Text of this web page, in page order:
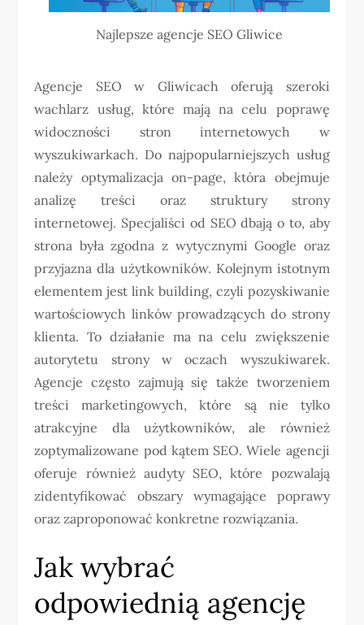
Najlepsze agencje SEO Gliwice
Agencje SEO w Gliwicach oferują szeroki
wachlarz usług, które mają na celu poprawę
widoczności stron internetowych w
wyszukiwarkach. Do najpopularniejszych usług
należy optymalizacja on-page, która obejmuje
analizę treści oraz struktury strony
internetowej. Specjaliści od SEO dbają o to, aby
strona była zgodna z wytycznymi Google oraz
przyjazna dla użytkowników. Kolejnym istotnym
elementem jest link building, czyli pozyskiwanie
wartościowych linków prowadzących do strony
klienta. To działanie ma na celu zwiększenie
autorytetu strony w oczach wyszukiwarek.
Agencje często zajmują się także tworzeniem
treści marketingowych, które są nie tylko
atrakcyjne dla użytkowników, ale również
zoptymalizowane pod kątem SEO. Wiele agencji
oferuje również audyty SEO, które pozwalają
zidentyfikować obszary wymagające poprawy
oraz zaproponować konkretne rozwiązania.
Jak wybrać
odpowiednią agencję